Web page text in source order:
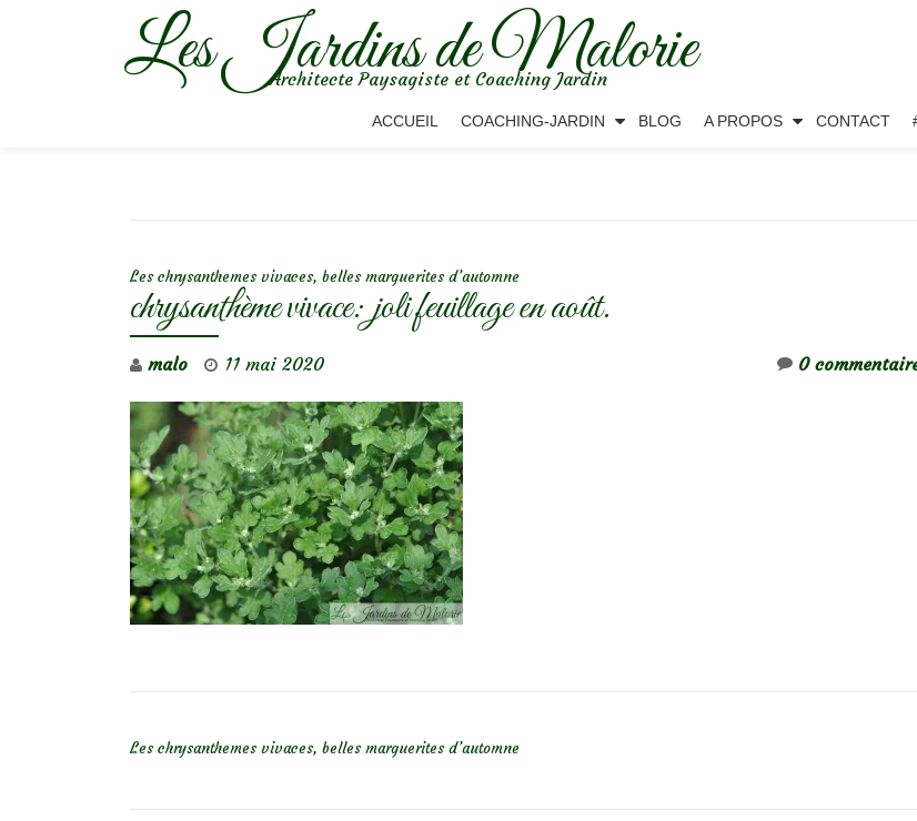
Les Jardins de Malorie
Architecte Paysagiste et Coaching Jardin
ACCUEIL COACHING-JARDIN BLOG A PROPOS CONTACT
Les chrysanthemes vivaces, belles marguerites d’automne
chrysanthème vivace: joli feuillage en août.
malo 11 mai 2020 0
Les chrysanthemes vivaces, belles marguerites d’automne